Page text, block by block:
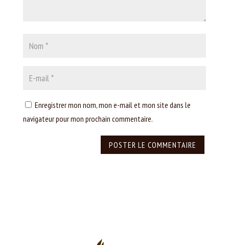
Enregistrer mon nom, mon e-mail et mon site dans le
navigateur pour mon prochain commentaire.